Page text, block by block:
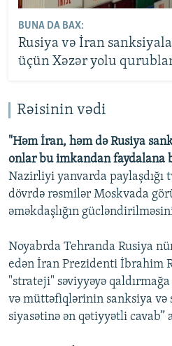
BUNA DA BAX:
Rusiya və İran
üçün Xəzər yolu
Rəisinin vədi
"Həm İran, həm də Rusiya
onlar bu imkandan faydalana
Nazirliyi yanvarda paylaşdığı
dövrdə rəsmilər Moskvada
əməkdaşlığın
Noyabrda Tehranda Rusiya
edən İran Prezidenti İbrahim
"strateji" səviyyəyə
və müttəfiqlərinin sanksiya və
siyasətinə ən qətiyyətli cavab”